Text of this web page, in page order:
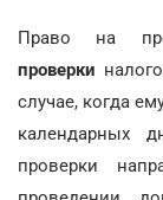
Право на
проверки
случае, когда
календарных
проверки